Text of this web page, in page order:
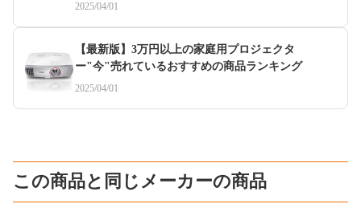
2025/04/01
【最新版】3万円以上の家庭用プロジェクタ
ー"今"売れているおすすめの商品ランキング
2025/04/01
この商品と同じメーカーの商品